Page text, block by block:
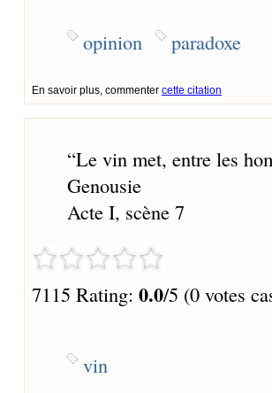
opinion paradoxe
En savoir plus, commenter cette citation
“Le vin met, entre les
Genousie
Acte I, scène 7
7115 Rating: 0.0/5 (0 votes
vin